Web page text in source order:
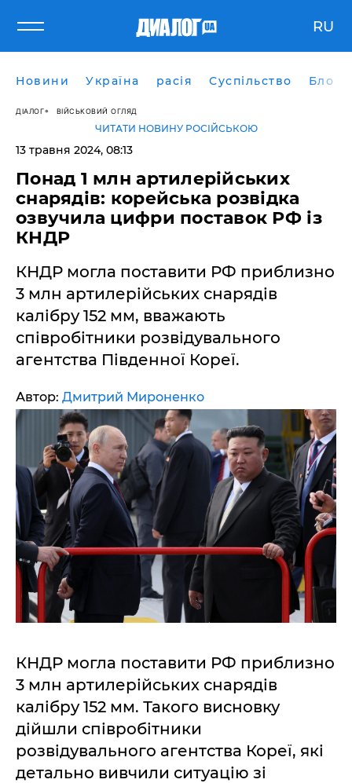
RU
Новини Україна расія Суспільство Блоги
ДІАЛОГ ВІЙСЬКОВИЙ ОГЛЯД
ЧИТАТИ НОВИНУ РОСІЙСЬКОЮ
13 травня 2024, 08:13
Понад 1 млн артилерійських
снарядів: корейська розвідка
озвучила цифри поставок РФ із
КНДР
КНДР могла поставити РФ приблизно
3 млн артилерійських снарядів
калібру 152 мм, вважають
співробітники розвідувального
агентства Південної Кореї.
Автор: Дмитрий Мироненко
КНДР могла поставити РФ приблизно
3 млн артилерійських снарядів
калібру 152 мм. Такого висновку
дійшли співробітники
розвідувального агентства Кореї, які
детально вивчили ситуацію зі